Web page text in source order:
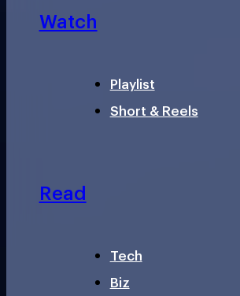
Watch
Playlist
Short & Reels
Read
Tech
Biz